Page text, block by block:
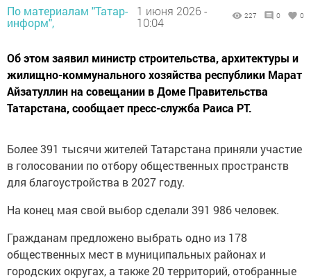
По материалам "Татар-
информ",
1 июня 2026 -
10:04
227 0 0
Об этом заявил министр строительства, архитектуры и
жилищно-коммунального хозяйства республики Марат
Айзатуллин на совещании в Доме Правительства
Татарстана, сообщает пресс-служба Раиса РТ.
Более 391 тысячи жителей Татарстана приняли участие
в голосовании по отбору общественных пространств
для благоустройства в 2027 году.
На конец мая свой выбор сделали 391 986 человек.
Гражданам предложено выбрать одно из 178
общественных мест в муниципальных районах и
городских округах, а также 20 территорий, отобранные